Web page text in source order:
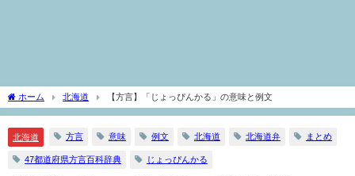
ホーム 北海道 【方言】「じょっぴんかる」の意味と例文
北海道 方言 意味 例文 北海道 北海道弁 まとめ
47都道府県方言百科辞典 じょっぴんかる